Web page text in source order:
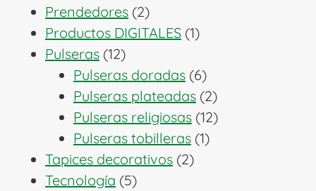
producto
Prendedores 22
productos
Productos DIGITALES 11
Pulseras 1212
productos
Pulseras doradas 66
productos
Pulseras plateadas 22
productos
Pulseras religiosas 1212
Pulseras tobilleras 11
Tapices decorativos 22
Tecnología 55